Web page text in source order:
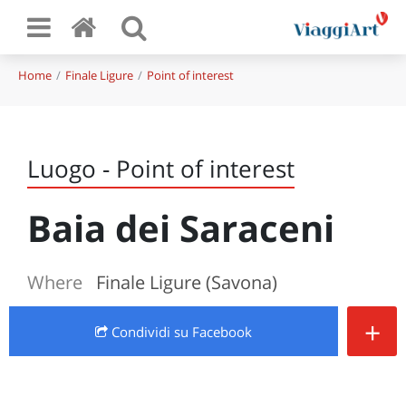
Home Finale Ligure Point of interest
Luogo - Point of interest
Baia dei Saraceni
Where Finale Ligure (Savona)
Condividi su Facebook +